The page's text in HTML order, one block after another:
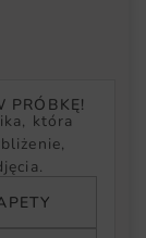
PRÓBKĘ!
która